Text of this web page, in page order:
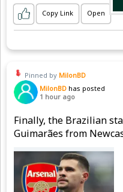
Copy Link Open
Pinned by MilonBD
MilonBD has posted
1 hour ago
Finally, the Brazilian
Guimarães from